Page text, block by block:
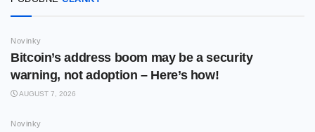
Novinky
Bitcoin’s address boom may be a security
warning, not adoption – Here’s how!
AUGUST 7, 2026
Novinky